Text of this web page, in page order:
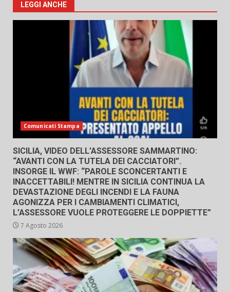
LEGGI ANCHE
Comunicati Stampa
SICILIA, VIDEO DELL’ASSESSORE SAMMARTINO:
“AVANTI CON LA TUTELA DEI CACCIATORI”.
INSORGE IL WWF: “PAROLE SCONCERTANTI E
INACCETTABILI! MENTRE IN SICILIA CONTINUA LA
DEVASTAZIONE DEGLI INCENDI E LA FAUNA
AGONIZZA PER I CAMBIAMENTI CLIMATICI,
L’ASSESSORE VUOLE PROTEGGERE LE DOPPIETTE”
7 Agosto 2026